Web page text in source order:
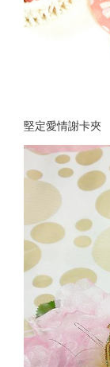
堅定愛情謝卡夾